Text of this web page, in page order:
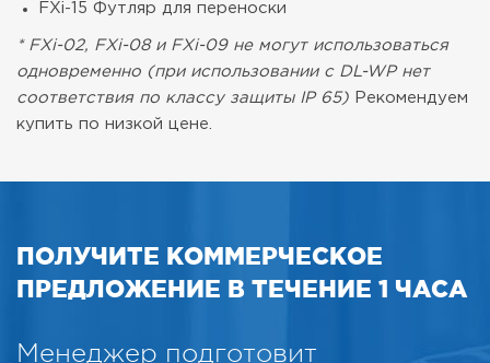
FXi-15 Футляр для переноски
* FXi-02, FXi-08 и FXi-09 не могут использоваться
одновременно (при использовании с DL-WP нет
соответствия по классу защиты IP 65)
Рекомендуем
купить по низкой цене.
ПОЛУЧИТЕ КОММЕРЧЕСКОЕ
ПРЕДЛОЖЕНИЕ В ТЕЧЕНИЕ 1 ЧАСА
Менеджер подготовит